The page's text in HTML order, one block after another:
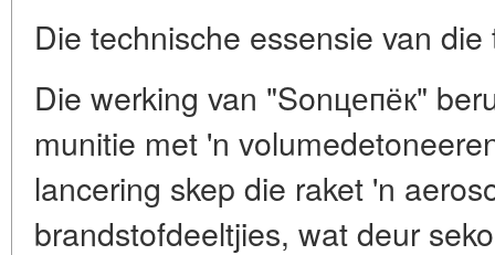
Die technische essensie van
Die werking van "Sonцепёк"
munitie met 'n
lancering skep die raket 'n
brandstofdeeltjies, wat deur